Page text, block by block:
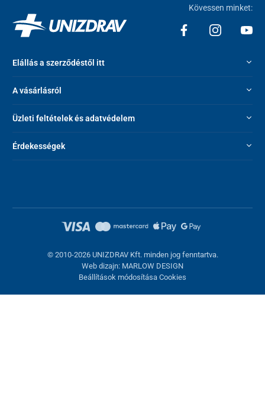
Kövessen minket:
Elállás a szerződéstől itt
A vásárlásról
Üzleti feltételek és adatvédelem
Érdekességek
© 2010-2026 UNIZDRAV Kft. minden jog fenntartva.
Web dizajn: MARLOW DESIGN
Beállítások módosítása Cookies